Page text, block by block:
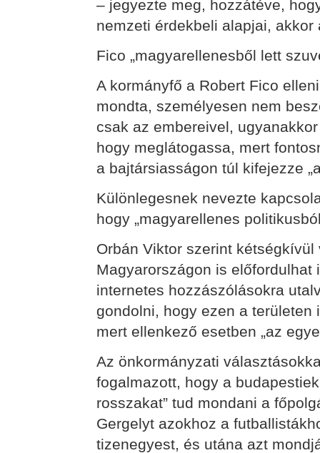
– jegyezte meg, hozzátéve,
nemzeti érdekbeli alapjai,
Fico „magyarellenesből lett
A kormányfő a Robert Fico
mondta, személyesen nem
csak az embereivel,
hogy meglátogassa, mert
a bajtársiasságon túl kifejezze
Különlegesnek nevezte
hogy „magyarellenes
Orbán Viktor szerint
Magyarországon is
internetes hozzászólásokra
gondolni, hogy ezen a
mert ellenkező esetben „az
Az önkormányzati
fogalmazott, hogy a
rosszakat” tud mondani a
Gergelyt azokhoz a
tizenegyest, és utána azt